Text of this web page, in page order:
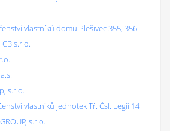
vlastníků domu Plešivec 355, 356
CB s.r.o.
s.r.o.
vlastníků jednotek Tř. Čsl. Legií 14
s.r.o.